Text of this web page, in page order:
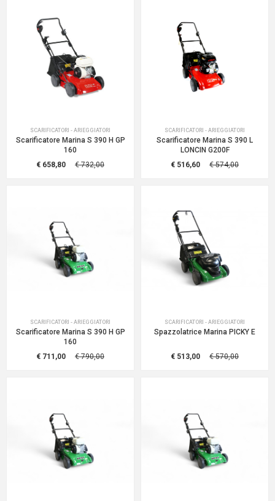
SCARIFICATORI - ARIEGGIATORI
Scarificatore Marina S 390 H GP
160
€ 658,80
€ 732,00
SCARIFICATORI - ARIEGGIATORI
Scarificatore Marina S 390 L
LONCIN G200F
€ 516,60
€ 574,00
SCARIFICATORI - ARIEGGIATORI
Scarificatore Marina S 390 H GP
160
€ 711,00
€ 790,00
SCARIFICATORI - ARIEGGIATORI
Spazzolatrice Marina PICKY E
€ 513,00 € 570,00